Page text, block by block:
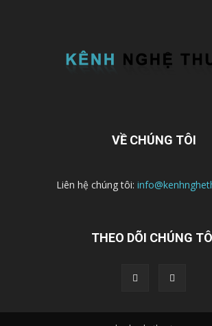
VỀ CHÚNG TÔI
Liên hệ chúng tôi:
THEO DÕI CHÚNG